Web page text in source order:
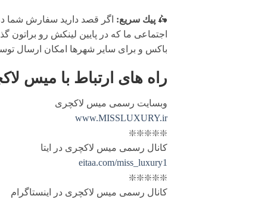
🛵 پيك سریع: اگر قصد دارید سفارش شما
اجتماعی ما که در پایین لینکش رو براتون
باکس و برای سایر شهرها امکان ارسال
راه های ارتباط با میس
وبسایت رسمی میس لاکچری
www.MISSLUXURY.ir
❇️❇️❇️❇️❇️
کانال رسمی میس لاکچری در ایتا
eitaa.com/miss_luxury1
❇️❇️❇️❇️❇️
کانال رسمی میس لاکچری در اینستاگرام